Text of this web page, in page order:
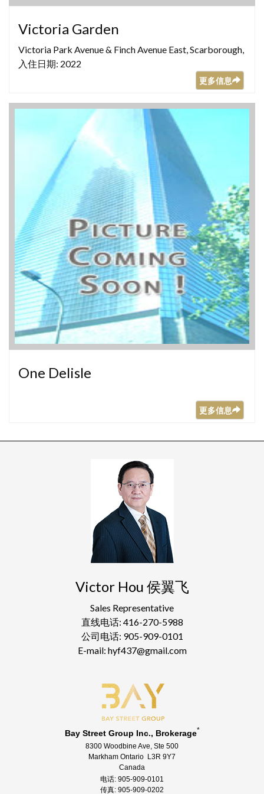
Victoria Garden
Victoria Park Avenue & Finch Avenue East, Scarborough,
入住日期: 2022
更多信息
One Delisle
更多信息
Victor Hou 侯翼飞
Sales Representative
直线电话: 416-270-5988
公司电话: 905-909-0101
E-mail: hyf437@gmail.com
Bay Street Group Inc., Brokerage*
8300 Woodbine Ave, Ste 500
Markham Ontario L3R 9Y7
Canada
电话: 905-909-0101
传真: 905-909-0202